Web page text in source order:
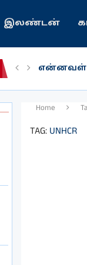
இலண்டன்
என்னவள்!
Home
TAG: UNHCR